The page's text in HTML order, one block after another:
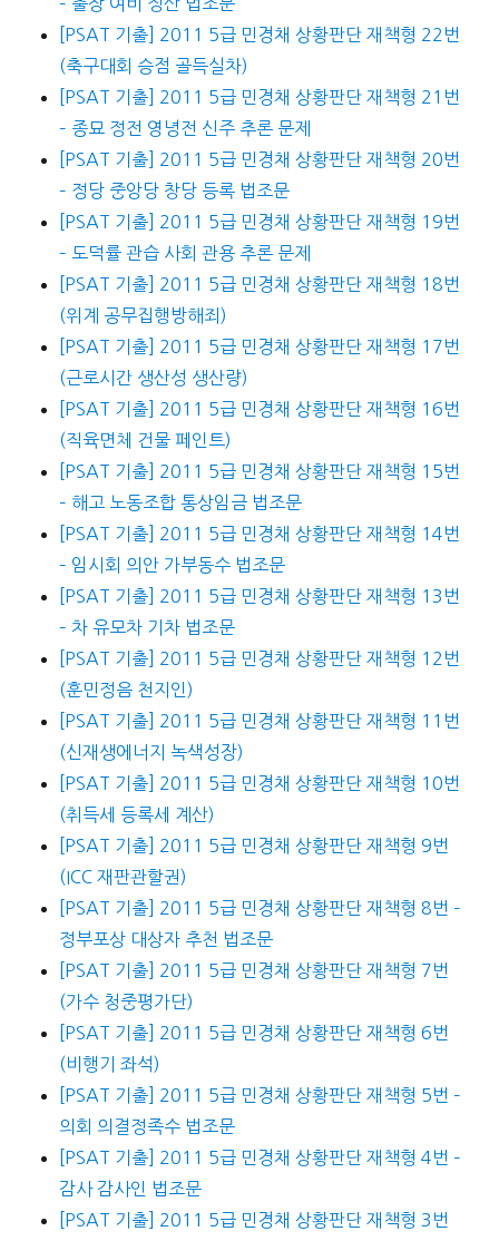
[PSAT 기출] 2011 5급 민경채 상황판단 재책형 22번
(축구대회 승점 골득실차)
[PSAT 기출] 2011 5급 민경채 상황판단 재책형 21번
– 종묘 정전 영녕전 신주 추론 문제
[PSAT 기출] 2011 5급 민경채 상황판단 재책형 20번
– 정당 중앙당 창당 등록 법조문
[PSAT 기출] 2011 5급 민경채 상황판단 재책형 19번
– 도덕률 관습 사회 관용 추론 문제
[PSAT 기출] 2011 5급 민경채 상황판단 재책형 18번
(위계 공무집행방해죄)
[PSAT 기출] 2011 5급 민경채 상황판단 재책형 17번
(근로시간 생산성 생산량)
[PSAT 기출] 2011 5급 민경채 상황판단 재책형 16번
(직육면체 건물 페인트)
[PSAT 기출] 2011 5급 민경채 상황판단 재책형 15번
– 해고 노동조합 통상임금 법조문
[PSAT 기출] 2011 5급 민경채 상황판단 재책형 14번
– 임시회 의안 가부동수 법조문
[PSAT 기출] 2011 5급 민경채 상황판단 재책형 13번
– 차 유모차 기차 법조문
[PSAT 기출] 2011 5급 민경채 상황판단 재책형 12번
(훈민정음 천지인)
[PSAT 기출] 2011 5급 민경채 상황판단 재책형 11번
(신재생에너지 녹색성장)
[PSAT 기출] 2011 5급 민경채 상황판단 재책형 10번
(취득세 등록세 계산)
[PSAT 기출] 2011 5급 민경채 상황판단 재책형 9번
(ICC 재판관할권)
[PSAT 기출] 2011 5급 민경채 상황판단 재책형 8번 –
정부포상 대상자 추천 법조문
[PSAT 기출] 2011 5급 민경채 상황판단 재책형 7번
(가수 청중평가단)
[PSAT 기출] 2011 5급 민경채 상황판단 재책형 6번
(비행기 좌석)
[PSAT 기출] 2011 5급 민경채 상황판단 재책형 5번 –
의회 의결정족수 법조문
[PSAT 기출] 2011 5급 민경채 상황판단 재책형 4번 –
감사 감사인 법조문
[PSAT 기출] 2011 5급 민경채 상황판단 재책형 3번